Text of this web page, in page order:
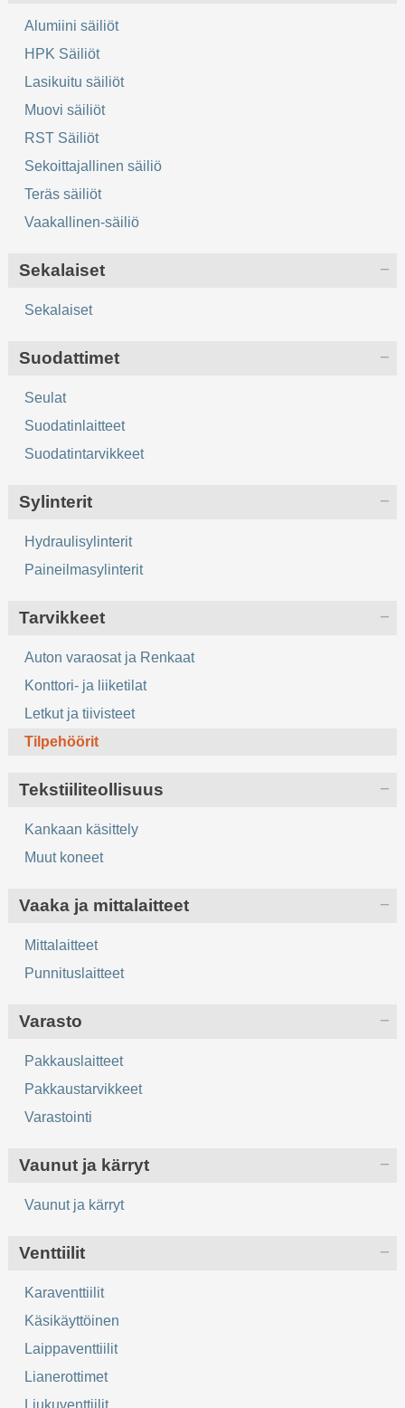
Alumiini säiliöt
HPK Säiliöt
Lasikuitu säiliöt
Muovi säiliöt
RST Säiliöt
Sekoittajallinen säiliö
Teräs säiliöt
Vaakallinen-säiliö
Sekalaiset
Sekalaiset
Suodattimet
Seulat
Suodatinlaitteet
Suodatintarvikkeet
Sylinterit
Hydraulisylinterit
Paineilmasylinterit
Tarvikkeet
Auton varaosat ja Renkaat
Konttori- ja liiketilat
Letkut ja tiivisteet
Tilpehöörit
Tekstiiliteollisuus
Kankaan käsittely
Muut koneet
Vaaka ja mittalaitteet
Mittalaitteet
Punnituslaitteet
Varasto
Pakkauslaitteet
Pakkaustarvikkeet
Varastointi
Vaunut ja kärryt
Vaunut ja kärryt
Venttiilit
Karaventtiilit
Käsikäyttöinen
Laippaventtiilit
Lianerottimet
Liukuventtiilit